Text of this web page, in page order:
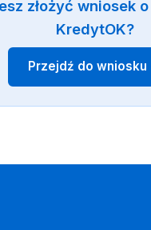
złożyć wniosek
KredytOK?
Przejdź do